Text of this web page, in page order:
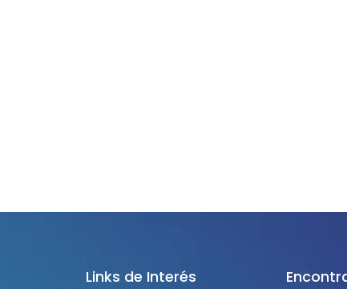
Links de Interés